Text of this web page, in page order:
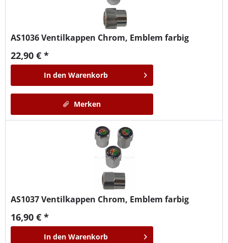
AS1036Ventilkappen Chrom, Emblem farbig
22,90 € *
In den Warenkorb
Merken
AS1037Ventilkappen Chrom, Emblem farbig
16,90 € *
In den Warenkorb